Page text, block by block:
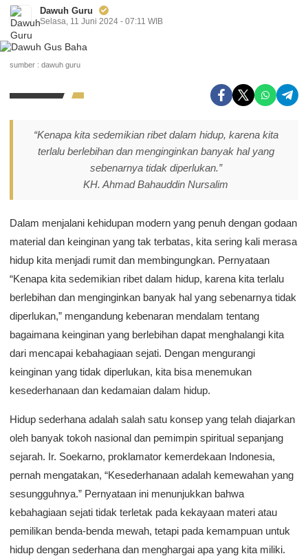
Dawuh Guru
Selasa, 11 Juni 2024 - 07:11 WIB
sumber : dawuh guru
“Kenapa kita sedemikian ribet dalam hidup, karena kita
terlalu berlebihan dan menginginkan banyak hal yang
sebenarnya tidak diperlukan.”
KH. Ahmad Bahauddin Nursalim
Dalam menjalani kehidupan modern yang penuh dengan godaan
material dan keinginan yang tak terbatas, kita sering kali merasa
hidup kita menjadi rumit dan membingungkan. Pernyataan
“Kenapa kita sedemikian ribet dalam hidup, karena kita terlalu
berlebihan dan menginginkan banyak hal yang sebenarnya tidak
diperlukan,” mengandung kebenaran mendalam tentang
bagaimana keinginan yang berlebihan dapat menghalangi kita
dari mencapai kebahagiaan sejati. Dengan mengurangi
keinginan yang tidak diperlukan, kita bisa menemukan
kesederhanaan dan kedamaian dalam hidup.
Hidup sederhana adalah salah satu konsep yang telah diajarkan
oleh banyak tokoh nasional dan pemimpin spiritual sepanjang
sejarah. Ir. Soekarno, proklamator kemerdekaan Indonesia,
pernah mengatakan, “Kesederhanaan adalah kemewahan yang
sesungguhnya.” Pernyataan ini menunjukkan bahwa
kebahagiaan sejati tidak terletak pada kekayaan materi atau
pemilikan benda-benda mewah, tetapi pada kemampuan untuk
hidup dengan sederhana dan menghargai apa yang kita miliki.